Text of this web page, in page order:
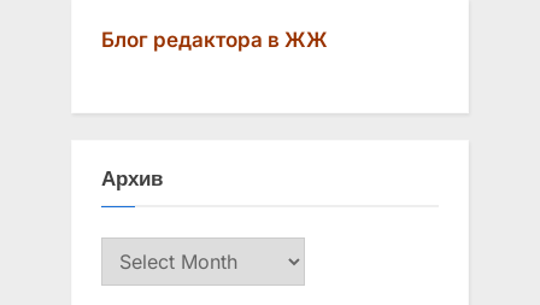
o
Блог редактора в ЖЖ
Архив
Архив